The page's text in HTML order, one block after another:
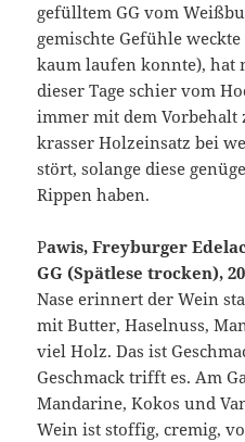
gefülltem GG vom
gemischte Gefühle
kaum laufen konnte), hat
dieser Tage schier vom
immer mit dem Vorbehalt
krasser Holzeinsatz bei
stört, solange diese
Rippen haben.
Pawis, Freyburger
GG (Spätlese trocken),
Nase erinnert der Wein
mit Butter, Haselnuss,
viel Holz. Das ist
Geschmack trifft es. Am
Mandarine, Kokos und
Wein ist stoffig, cremig,